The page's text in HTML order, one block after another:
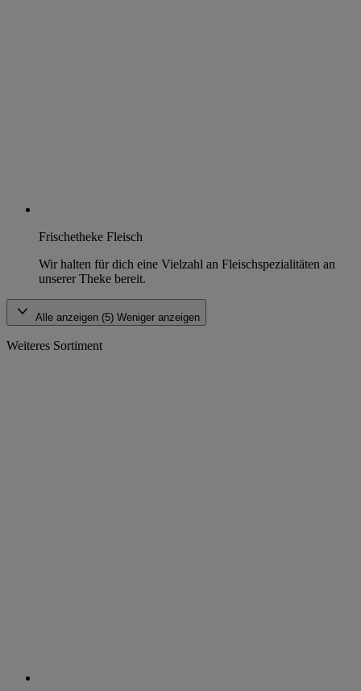
Frischetheke Fleisch
Wir halten für dich eine Vielzahl an Fleischspezialitäten an
unserer Theke bereit.
Alle anzeigen (5) Weniger anzeigen
Weiteres Sortiment